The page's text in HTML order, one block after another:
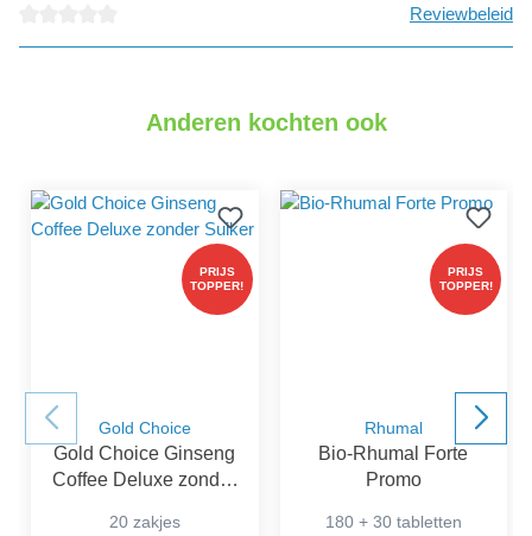
Reviewbeleid
Anderen kochten ook
PRIJS
TOPPER!
Gold Choice
Gold Choice Ginseng
Coffee Deluxe zonder
20 zakjes
PRIJS
TOPPER!
Rhumal
Bio-Rhumal Forte
Promo
180 + 30 tabletten